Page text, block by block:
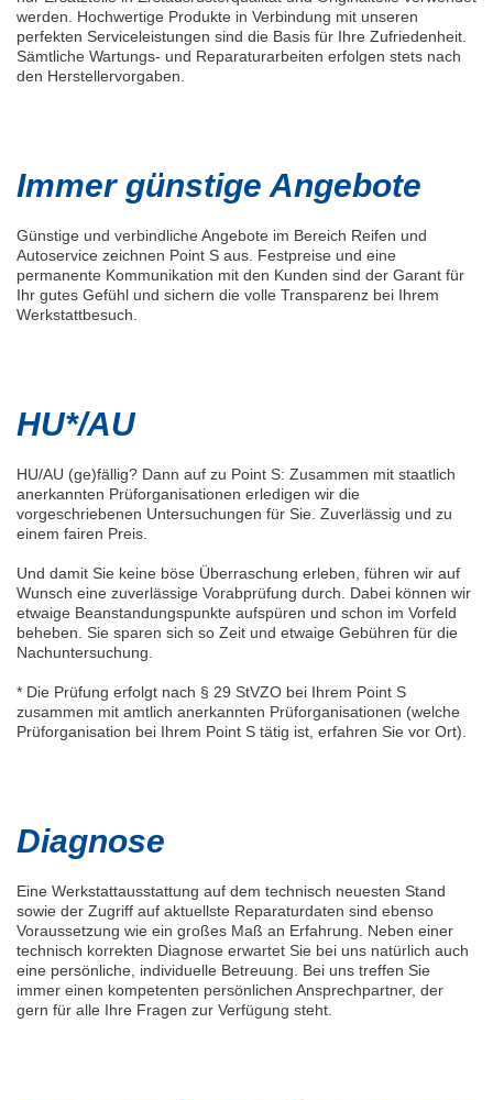
werden. Hochwertige Produkte in Verbindung mit unseren
perfekten Serviceleistungen sind die Basis für Ihre Zufriedenheit.
Sämtliche Wartungs- und Reparaturarbeiten erfolgen stets nach
den Herstellervorgaben.
Immer günstige Angebote
Günstige und verbindliche Angebote im Bereich Reifen und
Autoservice zeichnen Point S aus. Festpreise und eine
permanente Kommunikation mit den Kunden sind der Garant für
Ihr gutes Gefühl und sichern die volle Transparenz bei Ihrem
Werkstattbesuch.
HU*/AU
HU/AU (ge)fällig? Dann auf zu Point S: Zusammen mit staatlich
anerkannten Prüforganisationen erledigen wir die
vorgeschriebenen Untersuchungen für Sie. Zuverlässig und zu
einem fairen Preis.
Und damit Sie keine böse Überraschung erleben, führen wir auf
Wunsch eine zuverlässige Vorabprüfung durch. Dabei können wir
etwaige Beanstandungspunkte aufspüren und schon im Vorfeld
beheben. Sie sparen sich so Zeit und etwaige Gebühren für die
Nachuntersuchung.
* Die Prüfung erfolgt nach § 29 StVZO bei Ihrem Point S
zusammen mit amtlich anerkannten Prüforganisationen (welche
Prüforganisation bei Ihrem Point S tätig ist, erfahren Sie vor Ort).
Diagnose
Eine Werkstattausstattung auf dem technisch neuesten Stand
sowie der Zugriff auf aktuellste Reparaturdaten sind ebenso
Voraussetzung wie ein großes Maß an Erfahrung. Neben einer
technisch korrekten Diagnose erwartet Sie bei uns natürlich auch
eine persönliche, individuelle Betreuung. Bei uns treffen Sie
immer einen kompetenten persönlichen Ansprechpartner, der
gern für alle Ihre Fragen zur Verfügung steht.